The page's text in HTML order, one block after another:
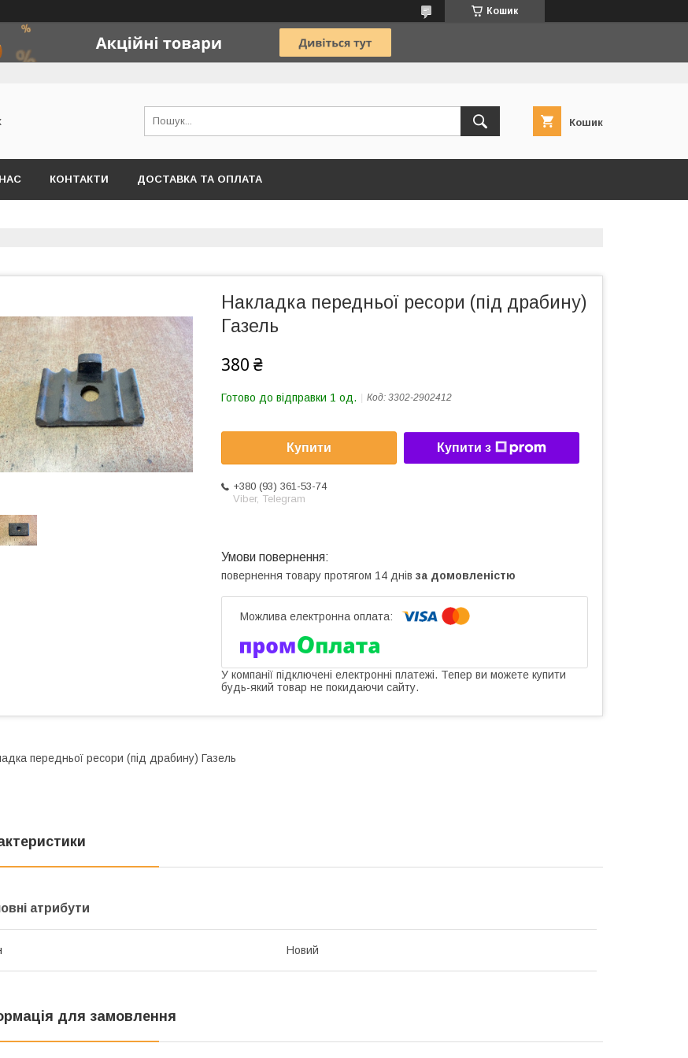
Кошик
Кошик
КОНТАКТИ ДОСТАВКА ТА ОПЛАТА
Накладка передньої ресори (під драбину)
Газель
380 ₴
Готово до відправки 1 од. Код: 3302-2902412
Купити Купити з
+380 (93) 361-53-74
Viber, Telegram
повернення товару протягом 14 днів за домовленістю
У компанії підключені електронні платежі. Тепер ви можете купити
будь-який товар не покидаючи сайту.
передньої ресори (під драбину) Газель
атрибути
Новий
для замовлення